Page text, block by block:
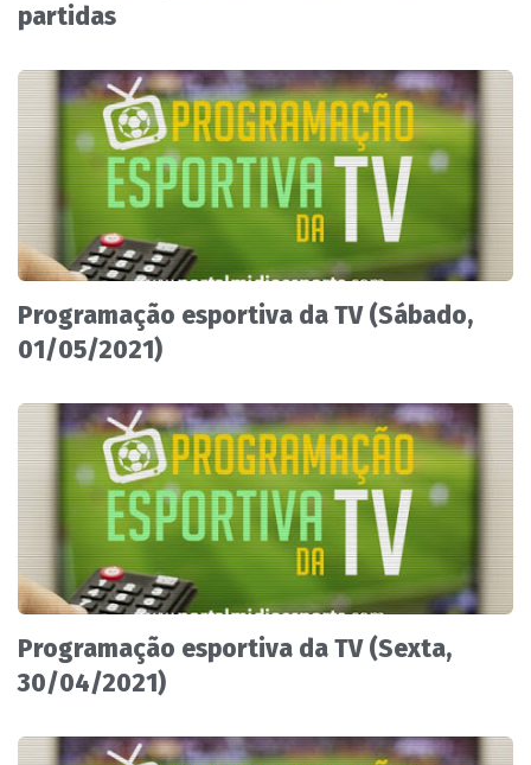
partidas
Programação esportiva da TV (Sábado,
01/05/2021)
Programação esportiva da TV (Sexta,
30/04/2021)